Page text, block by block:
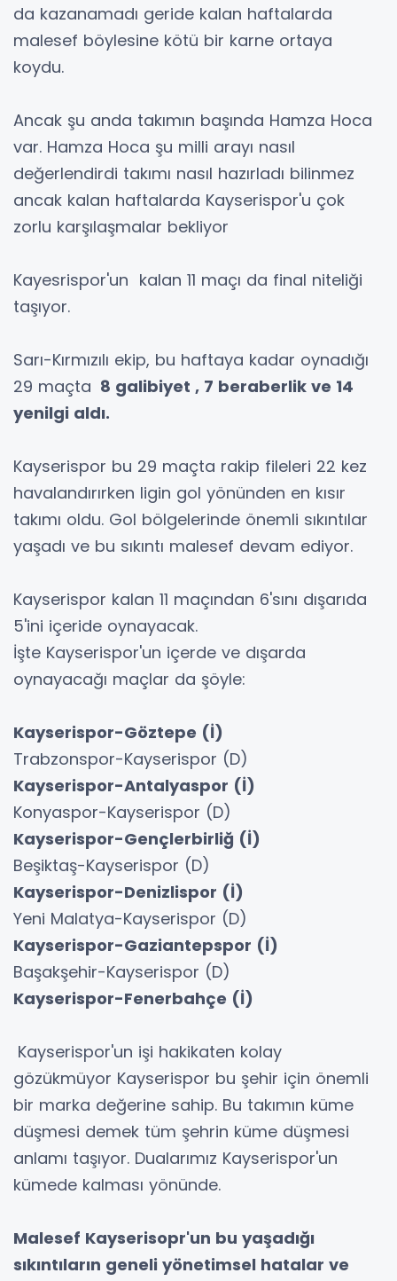
da kazanamadı geride kalan haftalarda
malesef böylesine kötü bir karne ortaya
koydu.
Ancak şu anda takımın başında Hamza Hoca
var. Hamza Hoca şu milli arayı nasıl
değerlendirdi takımı nasıl hazırladı bilinmez
ancak kalan haftalarda Kayserispor'u çok
zorlu karşılaşmalar bekliyor
Kayesrispor'un kalan 11 maçı da final niteliği
taşıyor.
Sarı-Kırmızılı ekip, bu haftaya kadar oynadığı
29 maçta 8 galibiyet , 7 beraberlik ve 14
yenilgi aldı.
Kayserispor bu 29 maçta rakip fileleri 22 kez
havalandırırken ligin gol yönünden en kısır
takımı oldu. Gol bölgelerinde önemli sıkıntılar
yaşadı ve bu sıkıntı malesef devam ediyor.
Kayserispor kalan 11 maçından 6'sını dışarıda
5'ini içeride oynayacak.
İşte Kayserispor'un içerde ve dışarda
oynayacağı maçlar da şöyle:
Kayserispor-Göztepe (İ)
Trabzonspor-Kayserispor (D)
Kayserispor-Antalyaspor (İ)
Konyaspor-Kayserispor (D)
Kayserispor-Gençlerbirliğ (İ)
Beşiktaş-Kayserispor (D)
Kayserispor-Denizlispor (İ)
Yeni Malatya-Kayserispor (D)
Kayserispor-Gaziantepspor (İ)
Başakşehir-Kayserispor (D)
Kayserispor-Fenerbahçe (İ)
Kayserispor'un işi hakikaten kolay
gözükmüyor Kayserispor bu şehir için önemli
bir marka değerine sahip. Bu takımın küme
düşmesi demek tüm şehrin küme düşmesi
anlamı taşıyor. Dualarımız Kayserispor'un
kümede kalması yönünde.
Malesef Kayserisopr'un bu yaşadığı
sıkıntıların geneli yönetimsel hatalar ve